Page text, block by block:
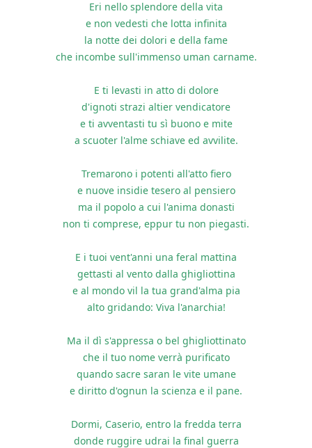
Eri nello splendore della vita
e non vedesti che lotta infinita
la notte dei dolori e della fame
che incombe sull'immenso uman carname.
E ti levasti in atto di dolore
d'ignoti strazi altier vendicatore
e ti avventasti tu sì buono e mite
a scuoter l'alme schiave ed avvilite.
Tremarono i potenti all'atto fiero
e nuove insidie tesero al pensiero
ma il popolo a cui l'anima donasti
non ti comprese, eppur tu non piegasti.
E i tuoi vent'anni una feral mattina
gettasti al vento dalla ghigliottina
e al mondo vil la tua grand'alma pia
alto gridando: Viva l'anarchia!
Ma il dì s'appressa o bel ghigliottinato
che il tuo nome verrà purificato
quando sacre saran le vite umane
e diritto d'ognun la scienza e il pane.
Dormi, Caserio, entro la fredda terra
donde ruggire udrai la final guerra